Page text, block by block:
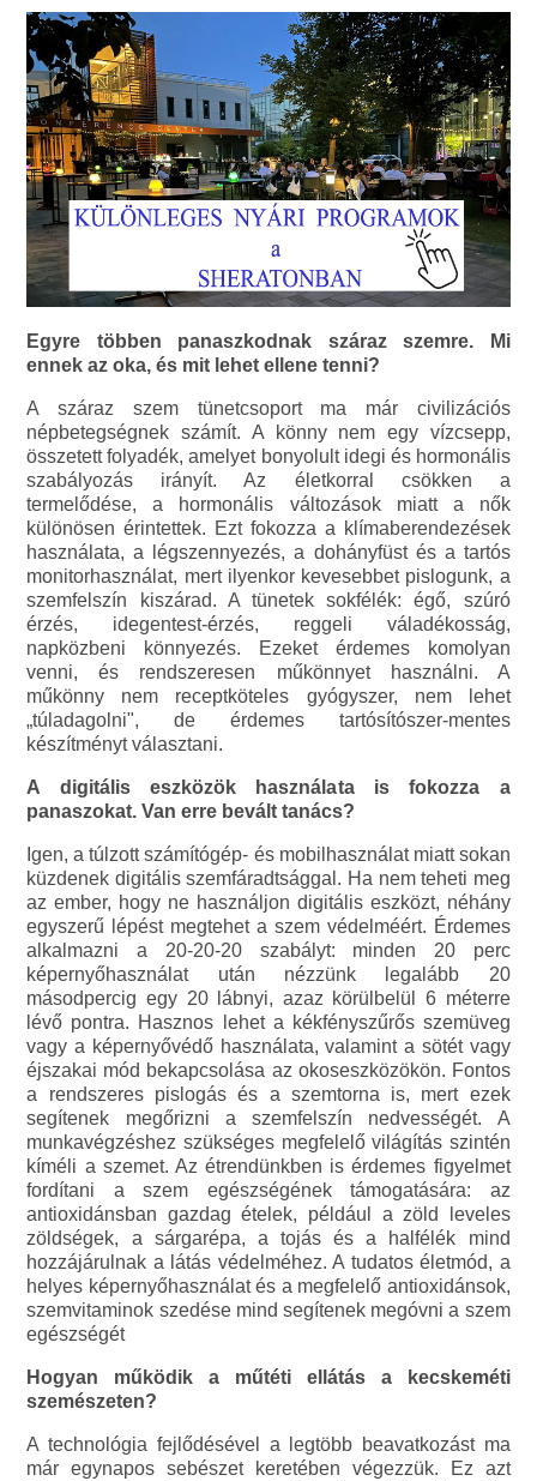
Egyre többen panaszkodnak száraz szemre. Mi
ennek az oka, és mit lehet ellene tenni?
A száraz szem tünetcsoport ma már civilizációs
népbetegségnek számít. A könny nem egy vízcsepp,
összetett folyadék, amelyet bonyolult idegi és hormonális
szabályozás irányít. Az életkorral csökken a
termelődése, a hormonális változások miatt a nők
különösen érintettek. Ezt fokozza a klímaberendezések
használata, a légszennyezés, a dohányfüst és a tartós
monitorhasználat, mert ilyenkor kevesebbet pislogunk, a
szemfelszín kiszárad. A tünetek sokfélék: égő, szúró
érzés, idegentest-érzés, reggeli váladékosság,
napközbeni könnyezés. Ezeket érdemes komolyan
venni, és rendszeresen műkönnyet használni. A
műkönny nem receptköteles gyógyszer, nem lehet
„túladagolni", de érdemes tartósítószer-mentes
készítményt választani.
A digitális eszközök használata is fokozza a
panaszokat. Van erre bevált tanács?
Igen, a túlzott számítógép- és mobilhasználat miatt sokan
küzdenek digitális szemfáradtsággal. Ha nem teheti meg
az ember, hogy ne használjon digitális eszközt, néhány
egyszerű lépést megtehet a szem védelméért. Érdemes
alkalmazni a 20-20-20 szabályt: minden 20 perc
képernyőhasználat után nézzünk legalább 20
másodpercig egy 20 lábnyi, azaz körülbelül 6 méterre
lévő pontra. Hasznos lehet a kékfényszűrős szemüveg
vagy a képernyővédő használata, valamint a sötét vagy
éjszakai mód bekapcsolása az okoseszközökön. Fontos
a rendszeres pislogás és a szemtorna is, mert ezek
segítenek megőrizni a szemfelszín nedvességét. A
munkavégzéshez szükséges megfelelő világítás szintén
kíméli a szemet. Az étrendünkben is érdemes figyelmet
fordítani a szem egészségének támogatására: az
antioxidánsban gazdag ételek, például a zöld leveles
zöldségek, a sárgarépa, a tojás és a halfélék mind
hozzájárulnak a látás védelméhez. A tudatos életmód, a
helyes képernyőhasználat és a megfelelő antioxidánsok,
szemvitaminok szedése mind segítenek megóvni a szem
egészségét
Hogyan működik a műtéti ellátás a kecskeméti
szemészeten?
A technológia fejlődésével a legtöbb beavatkozást ma
már egynapos sebészet keretében végezzük. Ez azt